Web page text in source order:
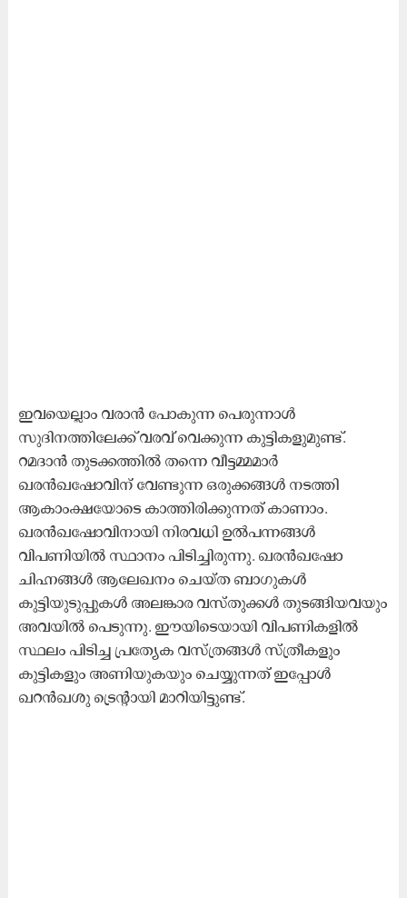
ഇവയെല്ലാം വരാന്‍ പോകുന്ന പെരുന്നാൾ
സുദിനത്തിലേക്ക് വരവ് വെക്കുന്ന കുട്ടികളുമുണ്ട്.
റമദാന്‍ തുടക്കത്തില്‍ തന്നെ വീട്ടമ്മമാര്‍
ഖരൻഖഷോവിന് വേണ്ടുന്ന ഒരുക്കങ്ങള്‍ നടത്തി
ആകാംക്ഷയോടെ കാത്തിരിക്കുന്നത് കാണാം.
ഖരൻഖഷോവിനായി നിരവധി ഉല്‍പന്നങ്ങൾ
വിപണിയിൽ സ്ഥാനം പിടിച്ചിരുന്നു. ഖരൻഖഷോ
ചിഹ്നങ്ങൾ ആലേഖനം ചെയ്ത ബാഗുകള്‍
കുട്ടിയുടുപ്പുകള്‍ അലങ്കാര വസ്തുക്കള്‍ തുടങ്ങിയവയും
അവയില്‍‌ പെടുന്നു. ഈയിടെയായി വിപണികളില്‍
സ്ഥലം പിടിച്ച പ്രത്യേക വസ്ത്രങ്ങള്‍ സ്ത്രീകളും
കുട്ടികളും അണിയുകയും ചെയ്യുന്നത് ഇപ്പോള്‍
ഖറന്‍ഖശു ട്രെന്‍റായി മാറിയിട്ടുണ്ട്.